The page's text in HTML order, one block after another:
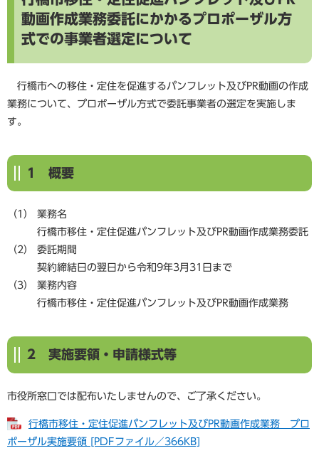
動画作成業務委託にかかるプロポーザル方
式での事業者選定について
行橋市への移住・定住を促進するパンフレット及びPR動画の作成
業務について、プロポーザル方式で委託事業者の選定を実施しま
す。
1 概要
（1） 業務名
行橋市移住・定住促進パンフレット及びPR動画作成業務委託
（2） 委託期間
契約締結日の翌日から令和9年3月31日まで
（3） 業務内容
​行橋市移住・定住促進パンフレット及びPR動画作成業務
2 実施要領・申請様式等
市役所窓口では配布いたしませんので、ご了承ください。
行橋市移住・定住促進パンフレット及びPR動画作成業務 プロ
ポーザル実施要領 [PDFファイル／366KB]